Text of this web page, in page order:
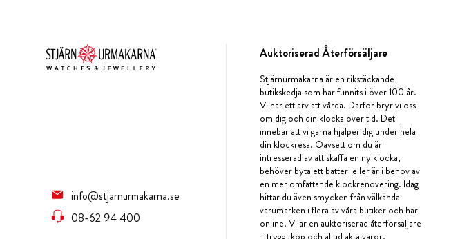
info@stjarnurmakarna.se
08-62 94 400
Auktoriserad Återförsäljare
Stjärnurmakarna är en rikstäckande
butikskedja som har funnits i över 100 år.
Vi har ett arv att vårda. Därför bryr vi oss
om dig och din klocka över tid. Det
innebär att vi gärna hjälper dig under hela
din klockresa. Oavsett om du är
intresserad av att skaffa en ny klocka,
behöver byta ett batteri eller är i behov av
en mer omfattande klockrenovering. Idag
hittar du även smycken från välkända
varumärken i flera av våra butiker och här
online. Vi är en auktoriserad återförsäljare
= tryggt köp och alltid äkta varor.